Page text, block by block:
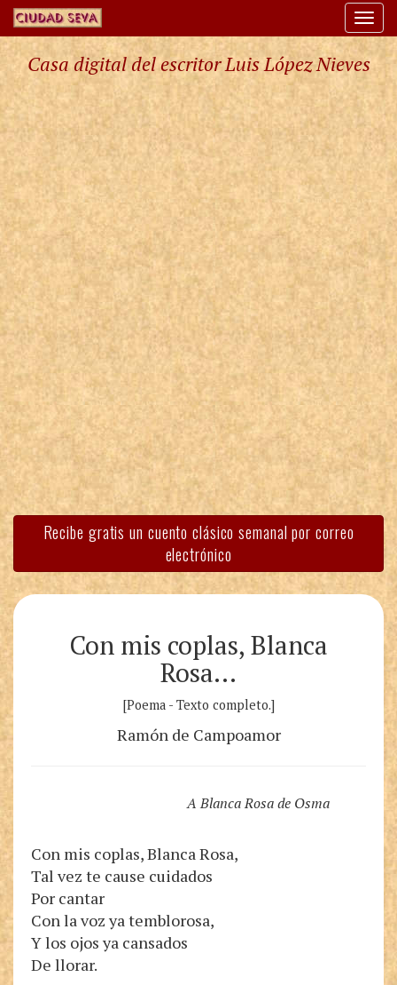
Casa digital del escritor Luis López Nieves
Recibe gratis un cuento clásico semanal por correo
electrónico
Con mis coplas, Blanca
Rosa…
[Poema - Texto completo.]
Ramón de Campoamor
A Blanca Rosa de Osma
Con mis coplas, Blanca Rosa,
Tal vez te cause cuidados
Por cantar
Con la voz ya temblorosa,
Y los ojos ya cansados
De llorar.